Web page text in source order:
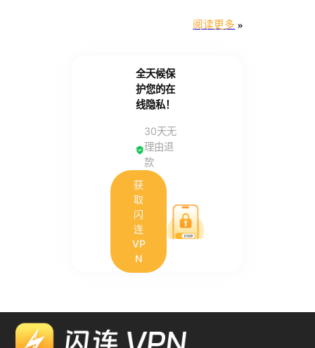
阅读更多 »
全天候保
护您的在
线隐私！
30天无
理由退
款
获
取
闪
连
VP
N